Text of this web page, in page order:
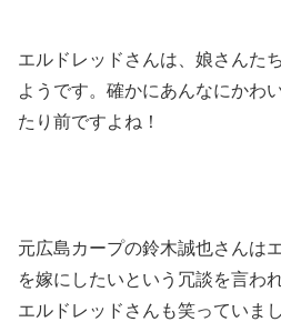
エルドレッドさんは、娘さんた
ようです。確かにあんなにかわ
たり前ですよね！
元広島カープの鈴木誠也さんは
を嫁にしたいという冗談を言わ
エルドレッドさんも笑っていま